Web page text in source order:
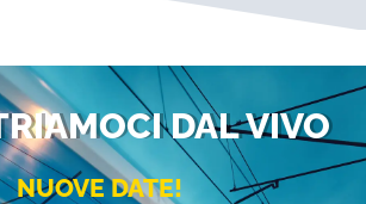
CALENDARIO
CORSI
2° SEMESTRE 2026
DAL VIVO
NUOVE DATE!